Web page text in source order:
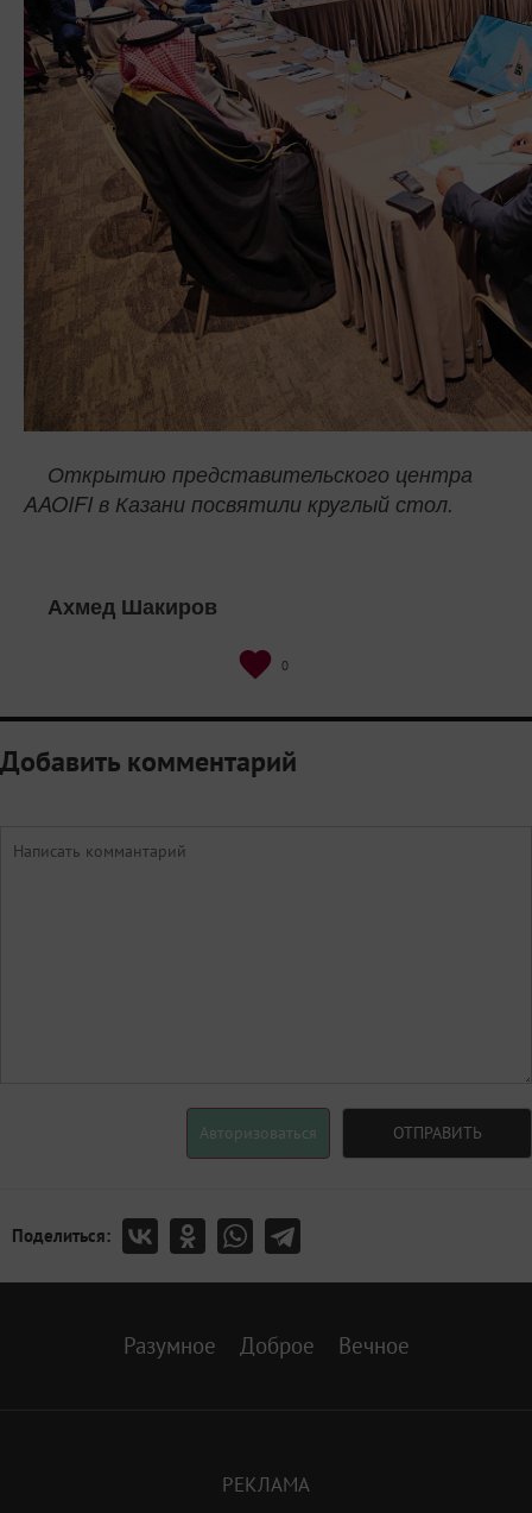
Открытию представительского центра
AAOIFI в Казани посвятили круглый стол.
Ахмед Шакиров
0
Добавить комментарий
Авторизоваться ОТПРАВИТЬ
Поделиться:
Разумное Доброе Вечное
РЕКЛАМА